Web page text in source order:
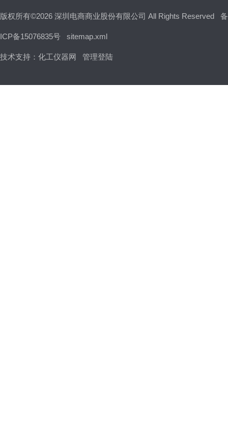
版权所有©2026 深圳电商商业股份有限公司 All Rights Reserved
ICP备15076835号 sitemap.xml
技术支持： 化工仪器网 管理登陆